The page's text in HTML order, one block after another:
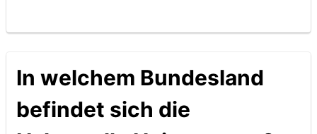
In welchem Bundesland
befindet sich die